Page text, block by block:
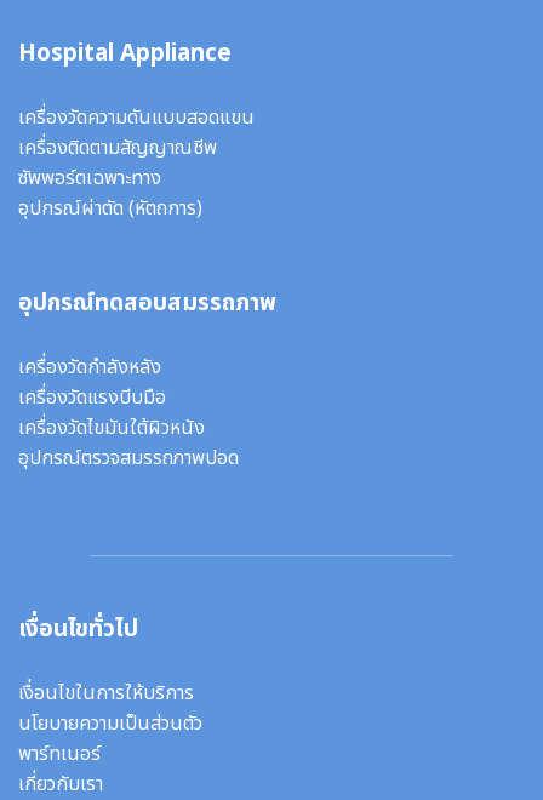
Hospital Appliance
เครื่องวัดความดันแบบสอดแขน
เครื่องติดตามสัญญาณชีพ
ซัพพอร์ตเฉพาะทาง
อุปกรณ์ผ่าตัด (หัตถการ)
อุปกรณ์ทดสอบสมรรถภาพ
เครื่องวัดกำลังหลัง
เครื่องวัดแรงบีบมือ
เครื่องวัดไขมันใต้ผิวหนัง
อุปกรณ์ตรวจสมรรถภาพปอด
เงื่อนไขทั่วไป
เงื่อนไขในการให้บริการ
นโยบายความเป็นส่วนตัว
พาร์ทเนอร์
เกี่ยวกับเรา